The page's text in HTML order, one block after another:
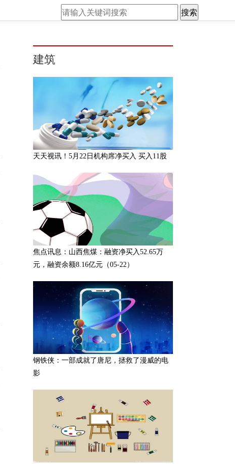
搜索
建筑
天天视讯！5月22日机构席净买入 买入11股
焦点讯息：山西焦煤：融资净买入52.65万
元，融资余额8.16亿元（05-22）
钢铁侠：一部成就了唐尼，拯救了漫威的电
影